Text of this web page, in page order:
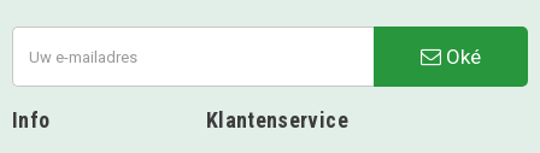
Oké
Info Klantenservice